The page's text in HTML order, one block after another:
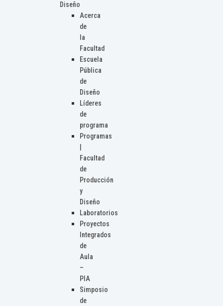
Diseño
Acerca
de
la
Facultad
Escuela
Pública
de
Diseño
Líderes
de
programa
Programas
Facultad
de
Producción
y
Diseño
Laboratorios
Proyectos
Integrados
de
Aula
–
PIA
Simposio
de